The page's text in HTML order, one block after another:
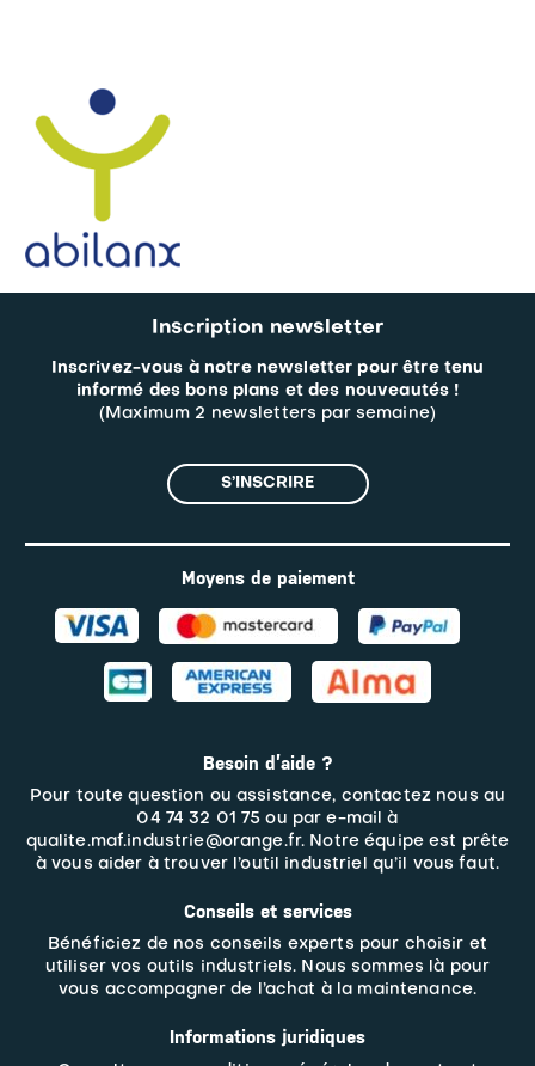
Inscription newsletter
Inscrivez-vous à notre newsletter pour être tenu
informé des bons plans et des nouveautés !
(Maximum 2 newsletters par semaine)
S’INSCRIRE
Moyens de paiement
Besoin d’aide ?
Pour toute question ou assistance, contactez nous au
04 74 32 01 75 ou par e-mail à
qualite.maf.industrie@orange.fr. Notre équipe est prête
à vous aider à trouver l’outil industriel qu’il vous faut.
Conseils et services
Bénéficiez de nos conseils experts pour choisir et
utiliser vos outils industriels. Nous sommes là pour
vous accompagner de l’achat à la maintenance.
Informations juridiques